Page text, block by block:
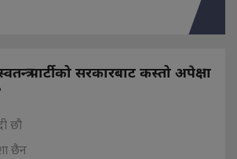
पार्टीको सरकारबाट कस्तो अपेक्षा
छौ
छैन